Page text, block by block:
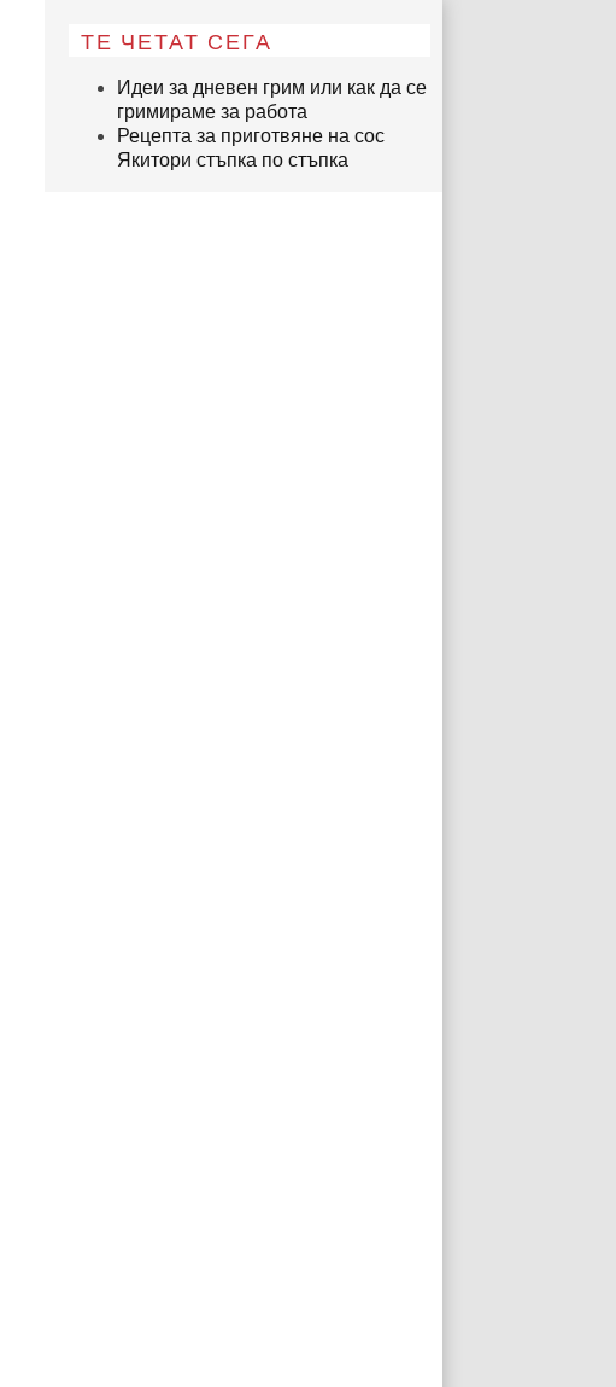
ТЕ ЧЕТАТ СЕГА
Идеи за дневен грим или как да се
гримираме за работа
Рецепта за приготвяне на сос
Якитори стъпка по стъпка